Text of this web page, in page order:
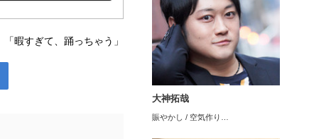
「暇すぎて、踊っちゃう」
大神拓哉
賑やかし / 空気作り…